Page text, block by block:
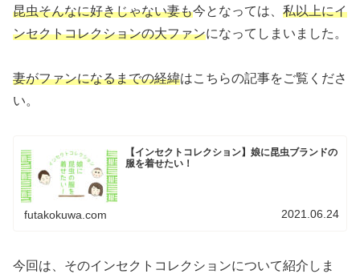
昆虫そんなに好きじゃない妻も今となっては、 私以上にイ
ンセクトコレクションの大ファンになってしまいました。
妻がファンになるまでの経緯はこちらの記事をご覧くださ
い。
【インセクトコレクション】娘に昆虫ブランドの
服を着せたい！
futakokuwa.com 2021.06.24
今回は、そのインセクトコレクションについて紹介しま